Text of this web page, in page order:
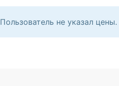
Пользователь не указал цены.